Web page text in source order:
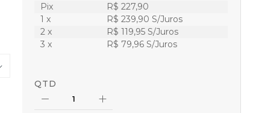
Pix
R$ 227,90
1 x
R$ 239,90 S/Juros
2 x
R$ 119,95 S/Juros
3 x
R$ 79,96 S/Juros
QTD